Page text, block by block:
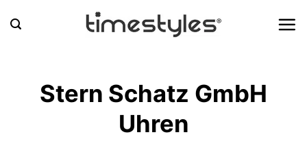
Inhalt
Stern Schatz GmbH
Uhren